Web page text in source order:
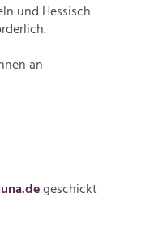
und Hessisch
an
geschickt